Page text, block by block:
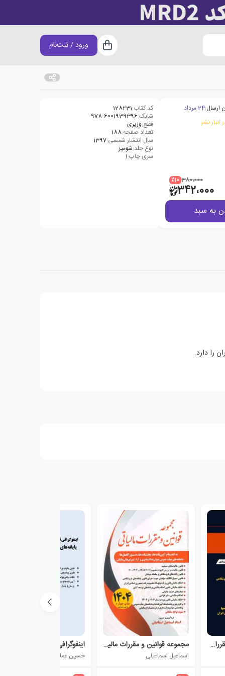
سبد خرید
ورود / ثبت‌نام
ارسال:24 مرداد
انبار نشر
380،000 ٪10
342،000
به سبد
کد کتاب:128231
شابک:978-6001939396
قطع:وزیری
تعداد صفحه:188
سال انتشار شمسی:1397
نوع جلد:شومیز
سری چاپ:1
مجموعه کامل قوانین و مقررات مالیاتی 1404 مجموعه قوانین و مقررات مالیاتی 1404
اسماعیل اسماعیلی حسین عمارلو